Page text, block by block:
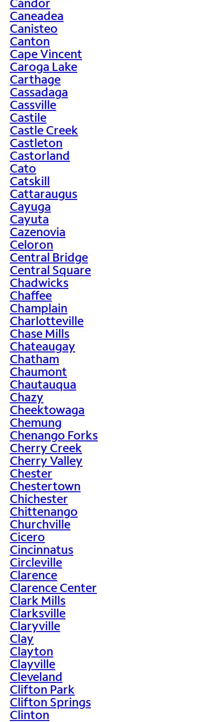
Caneadea
Canisteo
Canton
Cape Vincent
Caroga Lake
Carthage
Cassadaga
Cassville
Castile
Castle Creek
Castleton
Castorland
Cato
Catskill
Cattaraugus
Cayuga
Cayuta
Cazenovia
Celoron
Central Bridge
Central Square
Chadwicks
Chaffee
Champlain
Charlotteville
Chase Mills
Chateaugay
Chatham
Chaumont
Chautauqua
Chazy
Cheektowaga
Chemung
Chenango Forks
Cherry Creek
Cherry Valley
Chester
Chestertown
Chichester
Chittenango
Churchville
Cicero
Cincinnatus
Circleville
Clarence
Clarence Center
Clark Mills
Clarksville
Claryville
Clay
Clayton
Clayville
Cleveland
Clifton Park
Clifton Springs
Clinton